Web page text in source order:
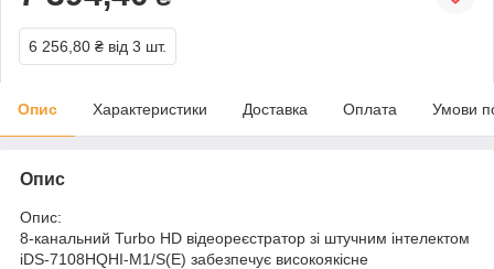
6 256,80 ₴ від 3 шт.
Опис Характеристики Доставка Оплата Умови
Опис
Опис:
8-канальний Turbo HD відеореєстратор зі штучним інтелектом
iDS-7108HQHI-M1/S(E) забезпечує високоякісне